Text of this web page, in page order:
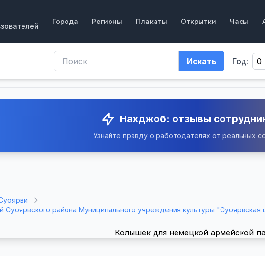
Города Регионы Плакаты Открытки Часы
Искать Год:
Нахджоб: отзывы
Узнайте правду о работодателях от реальных
Суоярвского района Муниципального учреждения культуры "Суоярвская